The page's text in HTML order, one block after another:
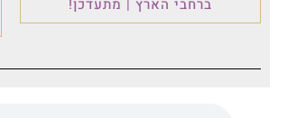
ברחבי הארץ | מתעדכן!